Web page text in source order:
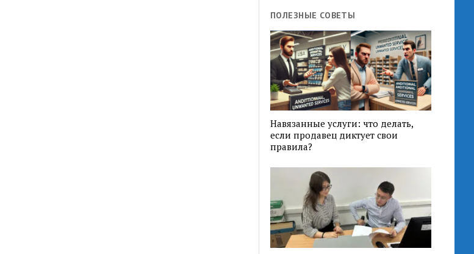
ПОЛЕЗНЫЕ СОВЕТЫ
Навязанные услуги: что делать,
если продавец диктует свои
правила?